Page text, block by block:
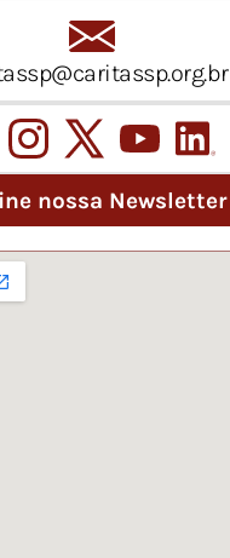
nossa Newsletter